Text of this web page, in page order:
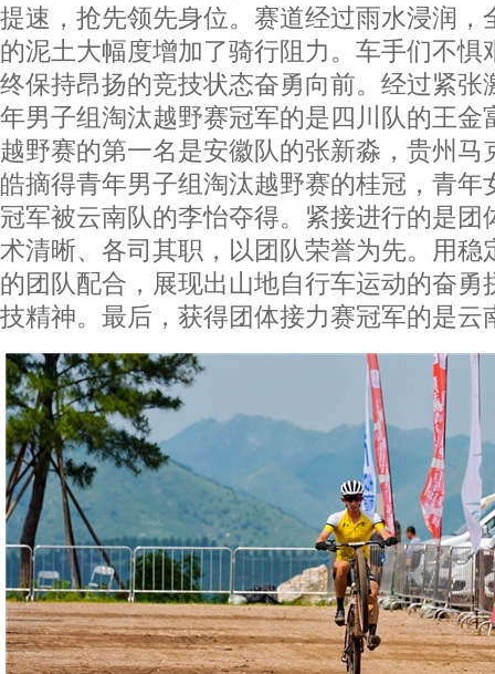
提速，抢先领先身位。赛道经过雨水浸润，
的泥土大幅度增加了骑行阻力。车手们不惧
终保持昂扬的竞技状态奋勇向前。经过紧张
年男子组淘汰越野赛冠军的是四川队的王金
越野赛的第一名是安徽队的张新淼，贵州马
皓摘得青年男子组淘汰越野赛的桂冠，青年
冠军被云南队的李怡夺得。紧接进行的是团
术清晰、各司其职，以团队荣誉为先。用稳
的团队配合，展现出山地自行车运动的奋勇
技精神。最后，获得团体接力赛冠军的是云